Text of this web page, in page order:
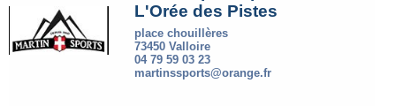
L'Orée des Pistes
place chouillères
73450 Valloire
04 79 59 03 23
martinssports@orange.fr